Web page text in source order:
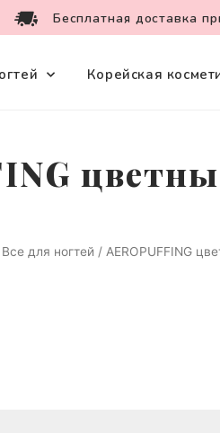
Бесплатная доставка
Корейская
Все для ногтей / AEROPUFFING